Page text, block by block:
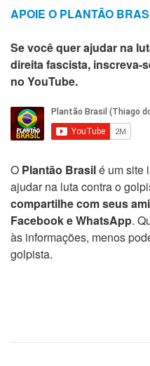
APOIE O PLANTÃO
Se você quer ajudar na
direita fascista, inscreva-
no YouTube.
O Plantão Brasilé um site
ajudar na luta contra o
compartilhe com seus
Facebook e WhatsApp.
às informações, menos
golpista.